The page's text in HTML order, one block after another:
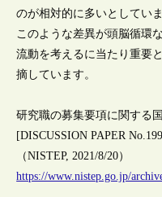
のが相対的に多いとしてい
このような差異が頭脳循環
流動を考えるに当たり重要
摘しています。
研究職の募集要項に関する
[DISCUSSION PAPER
（NISTEP, 2021/8/20）
https://www.nistep.go.jp/